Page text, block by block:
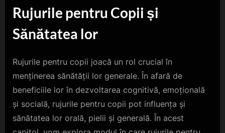
Rujurile pentru Copii și
Sănătatea lor
Rujurile pentru copii joacă un rol crucial în
menținerea sănătății lor generale. În afară de
beneficiile lor în dezvoltarea cognitivă, emoțională
și socială, rujurile pentru copii pot influența și
sănătatea lor orală, pielii și generală. În acest